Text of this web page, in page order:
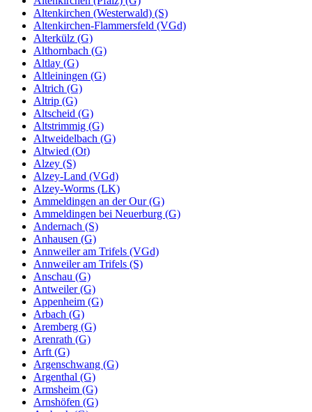
Altenkirchen (Westerwald) (S)
Altenkirchen-Flammersfeld (VGd)
Alterkülz (G)
Althornbach (G)
Altlay (G)
Altleiningen (G)
Altrich (G)
Altrip (G)
Altscheid (G)
Altstrimmig (G)
Altweidelbach (G)
Altwied (Ot)
Alzey (S)
Alzey-Land (VGd)
Alzey-Worms (LK)
Ammeldingen an der Our (G)
Ammeldingen bei Neuerburg (G)
Andernach (S)
Anhausen (G)
Annweiler am Trifels (VGd)
Annweiler am Trifels (S)
Anschau (G)
Antweiler (G)
Appenheim (G)
Arbach (G)
Aremberg (G)
Arenrath (G)
Arft (G)
Argenschwang (G)
Argenthal (G)
Armsheim (G)
Arnshöfen (G)